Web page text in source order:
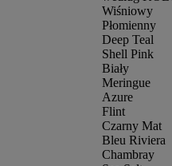
Wiśniowy
Płomienny
Deep Teal
Shell Pink
Biały
Meringue
Azure
Flint
Czarny Mat
Bleu Riviera
Chambray